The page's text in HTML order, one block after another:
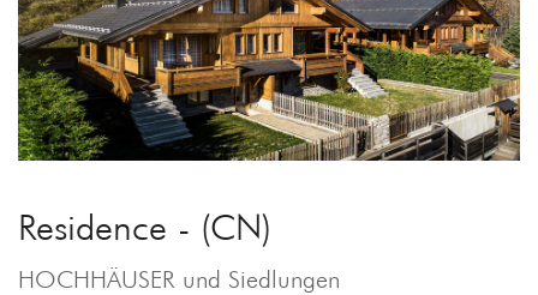
Residence - (CN)
HOCHHÄUSER und Siedlungen